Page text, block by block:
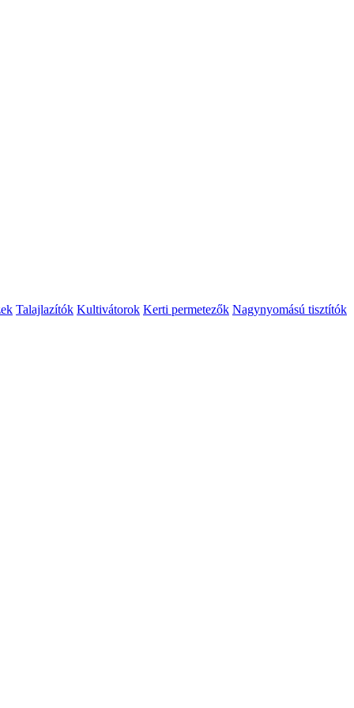
Talajlazítók Kultivátorok Kerti permetezők Nagynyomású tisztítók